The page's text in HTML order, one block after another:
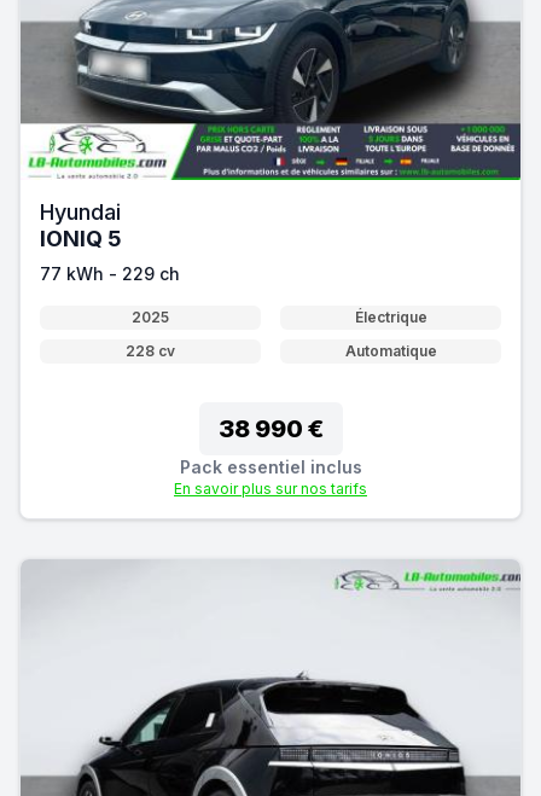
Hyundai
IONIQ 5
77 kWh - 229 ch
2025
Électrique
228 cv
Automatique
38 990 €
Pack essentiel inclus
En savoir plus sur nos tarifs